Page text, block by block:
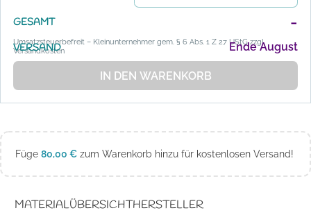
GESAMT -
Umsatzsteuerbefreit – Kleinunternehmer gem. § 6 Abs. 1 Z 27 UStG zzgl.
Versandkosten
VERSAND Ende August
IN DEN WARENKORB
Füge 80,00 € zum Warenkorb hinzu für kostenlosen Versand!
MATERIALÜBERSICHTHERSTELLER